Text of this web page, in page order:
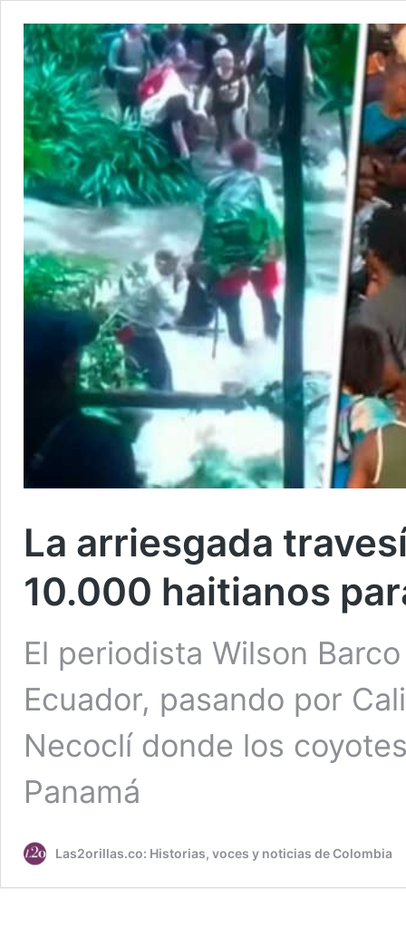
La arriesgada
10.000 haitianos
El periodista Wilson
Ecuador, pasando por
Necoclí donde los
Panamá
Las2orillas.co: Historias, voces y noticias de Colombia